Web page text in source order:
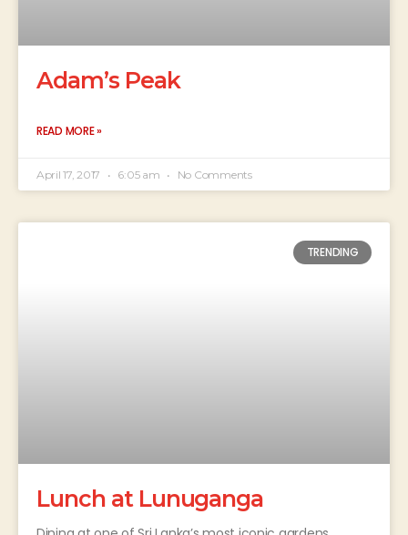
Adam’s Peak
READ MORE »
April 17, 2017 6:05 am No Comments
TRENDING
Lunch at Lunuganga